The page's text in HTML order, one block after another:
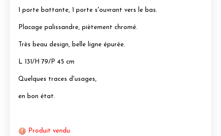
1 porte battante, 1 porte s'ouvrant vers le bas.
Placage palissandre, piètement chromé.
Très beau design, belle ligne épurée.
L 131/H 79/P 45 cm
Quelques traces d'usages,
en bon état.
Produit vendu